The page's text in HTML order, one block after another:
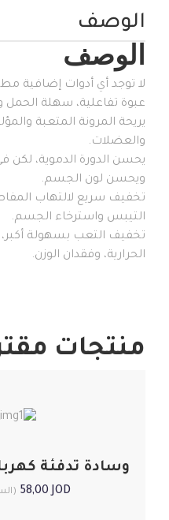
الوصف
الوصف
لا توجد أي أدوات إضافية
عبوة تفاعلية، سهلة الحمل
يريحة المرونة المتعبة
والعضلات.
يحسن الدورة الدموية،
ويحسن لون الجسم.
تخفيف سريع لالتهاب
التيبس واسترخاء الجسم.
تخفيف التعب بسهولة أكبر،
الحرارية، وفقدان الوزن.
منتجات
وسادة تدفئة كهربائية 35 سم
58,00JOD